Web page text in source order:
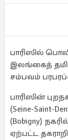
பாரிஸில்
இலங்கைத்
சம்பவம்
பாரிஸின்
(Seine-Saint-
(Bobigny)
ஏற்பட்ட